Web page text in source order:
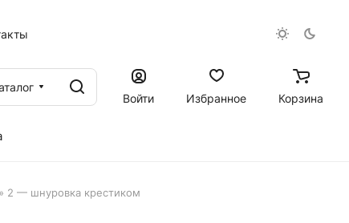
Войти
Избранное Корзина
2 — шнуровка крестиком